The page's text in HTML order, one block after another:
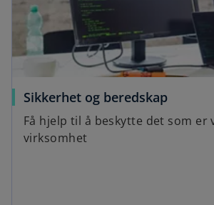
Sikkerhet og beredskap
Få hjelp til å beskytte det som er
virksomhet